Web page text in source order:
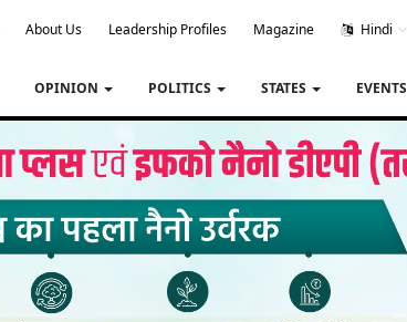
About Us Leadership Profiles Magazine Hindi
OPINION POLITICS STATES EVENTS